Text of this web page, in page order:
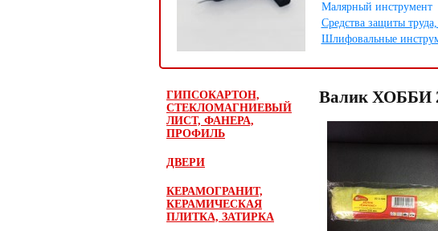
Малярный инструмент
Средства защиты
Шлифовальные
ГИПСОКАРТОН,
СТЕКЛОМАГНИЕВЫЙ
ЛИСТ, ФАНЕРА,
ПРОФИЛЬ
ДВЕРИ
КЕРАМОГРАНИТ,
КЕРАМИЧЕСКАЯ
ПЛИТКА, ЗАТИРКА
Валик ХОББИ